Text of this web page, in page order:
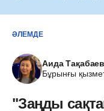
ӘЛЕМДЕ
Аида
Бұрынғы
"Заңды